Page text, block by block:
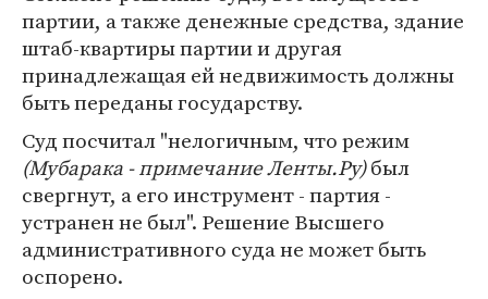
партии, а также денежные средства, здание
штаб-квартиры партии и другая
принадлежащая ей недвижимость должны
быть переданы государству.
Суд посчитал "нелогичным, что режим
(Мубарака - примечание Ленты.Ру)был
свергнут, а его инструмент - партия -
устранен не был". Решение Высшего
административного суда не может быть
оспорено.